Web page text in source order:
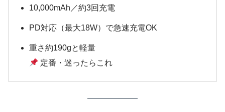
10,000mAh／約3回充電
PD対応（最大18W）で急速充電OK
重さ約190gと軽量
定番・迷ったらこれ